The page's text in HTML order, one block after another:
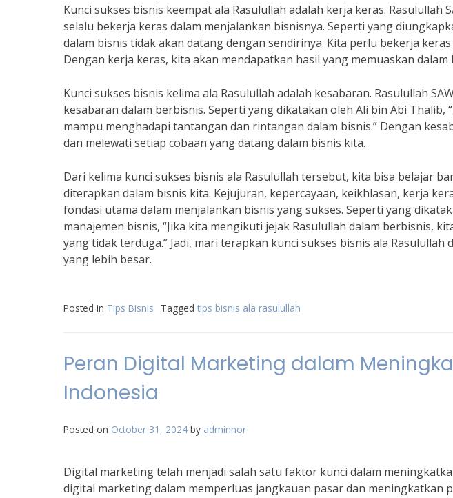
Kunci sukses bisnis keempat ala Rasulullah adalah kerja keras. Rasulullah
selalu bekerja keras dalam menjalankan bisnisnya. Seperti yang
dalam bisnis tidak akan datang dengan sendirinya. Kita perlu bekerja
Dengan kerja keras, kita akan mendapatkan hasil yang memuaskan dalam
Kunci sukses bisnis kelima ala Rasulullah adalah kesabaran. Rasulullah
kesabaran dalam berbisnis. Seperti yang dikatakan oleh Ali bin Abi Thalib,
mampu menghadapi tantangan dan rintangan dalam bisnis.” Dengan
dan melewati setiap cobaan yang datang dalam bisnis kita.
Dari kelima kunci sukses bisnis ala Rasulullah tersebut, kita bisa belajar
diterapkan dalam bisnis kita. Kejujuran, kepercayaan, keikhlasan, kerja
fondasi utama dalam menjalankan bisnis yang sukses. Seperti yang
manajemen bisnis, “Jika kita mengikuti jejak Rasulullah dalam berbisnis,
yang tidak terduga.” Jadi, mari terapkan kunci sukses bisnis ala Rasulullah
yang lebih besar.
Posted in Tips Bisnis Tagged tips bisnis ala rasulullah
Peran Digital Marketing dalam
Indonesia
Posted on October 31, 2024 by adminnor
Digital marketing telah menjadi salah satu faktor kunci dalam
digital marketing dalam memperluas jangkauan pasar dan meningkatkan